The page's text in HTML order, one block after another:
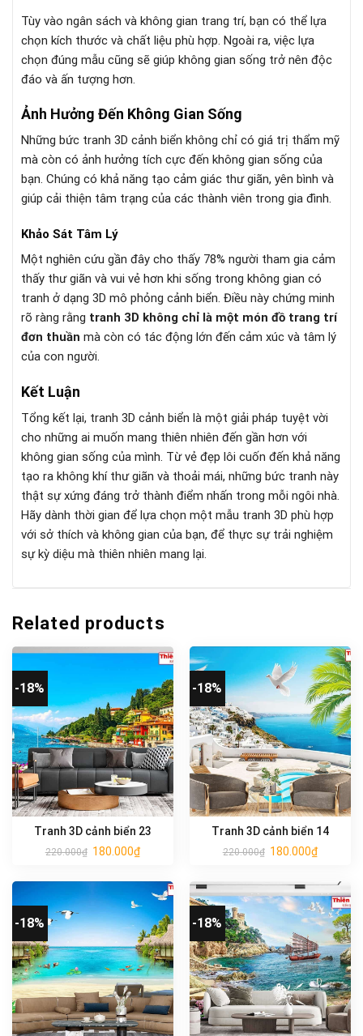
Tùy vào ngân sách và không gian trang trí, bạn có thể lựa
chọn kích thước và chất liệu phù hợp. Ngoài ra, việc lựa
chọn đúng mẫu cũng sẽ giúp không gian sống trở nên độc
đáo và ấn tượng hơn.
Ảnh Hưởng Đến Không Gian Sống
Những bức tranh 3D cảnh biển không chỉ có giá trị thẩm mỹ
mà còn có ảnh hưởng tích cực đến không gian sống của
bạn. Chúng có khả năng tạo cảm giác thư giãn, yên bình và
giúp cải thiện tâm trạng của các thành viên trong gia đình.
Khảo Sát Tâm Lý
Một nghiên cứu gần đây cho thấy 78% người tham gia cảm
thấy thư giãn và vui vẻ hơn khi sống trong không gian có
tranh ở dạng 3D mô phỏng cảnh biển. Điều này chứng minh
rõ ràng rằng tranh 3D không chỉ là một món đồ trang trí
đơn thuần mà còn có tác động lớn đến cảm xúc và tâm lý
của con người.
Kết Luận
Tổng kết lại, tranh 3D cảnh biển là một giải pháp tuyệt vời
cho những ai muốn mang thiên nhiên đến gần hơn với
không gian sống của mình. Từ vẻ đẹp lôi cuốn đến khả năng
tạo ra không khí thư giãn và thoải mái, những bức tranh này
thật sự xứng đáng trở thành điểm nhấn trong mỗi ngôi nhà.
Hãy dành thời gian để lựa chọn một mẫu tranh 3D phù hợp
với sở thích và không gian của bạn, để thực sự trải nghiệm
sự kỳ diệu mà thiên nhiên mang lại.
Related products
-18%
Tranh 3D cảnh biển 23
220.000₫ 180.000₫
-18%
Tranh 3D cảnh biển 14
220.000₫ 180.000₫
-18% -18%